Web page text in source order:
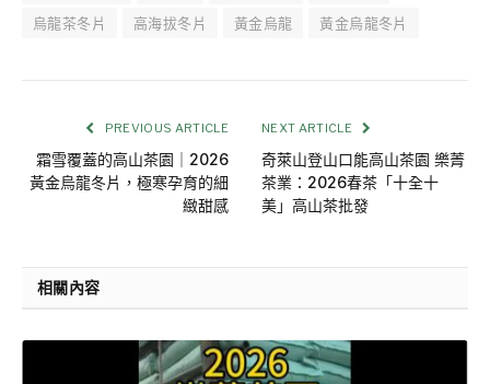
烏龍茶冬片
高海拔冬片 黃金烏龍 黃金烏龍冬片
PREVIOUS ARTICLE
霜雪覆蓋的高山茶園｜2026
黃金烏龍冬片，極寒孕育的細
緻甜感
NEXT ARTICLE
奇萊山登山口能高山茶園 樂菁
茶業：2026春茶「十全十
美」高山茶批發
相關內容